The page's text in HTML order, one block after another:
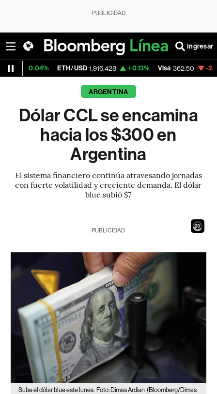
PUBLICIDAD
Ingresar
ETH/USD 1,916.428 +0.13% Visa 362.50 -2.15%
ARGENTINA
Dólar CCL se encamina
hacia los $300 en
Argentina
El sistema financiero continúa atravesando jornadas
con fuerte volatilidad y creciente demanda. El dólar
blue subió $7
22
PUBLICIDAD
Sube el dólar blue este lunes. Foto: Dimas Ardian (Bloomberg/Dimas